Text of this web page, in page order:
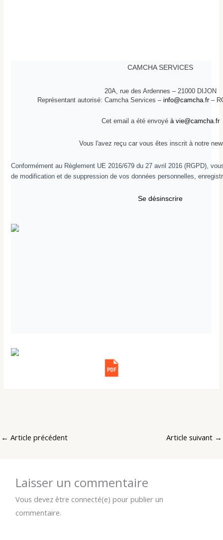
CAMCHA SERVICES
20A, rue des Ardennes – 21000 DIJON
Représentant autorisé: Camcha Services – info@camcha.fr–
Cet email a été envoyé à vie@camcha.fr
Vous l'avez reçu car vous êtes inscrit à notre
Conformément au Règlement UE 2016/679 du 27 avril 2016 (RGPD),
de modification et de suppression de vos données personnelles,
Se désinscrire
← Article précédent Article suivant →
Laisser un commentaire
Vous devez être connecté(e) pour publier un
commentaire.